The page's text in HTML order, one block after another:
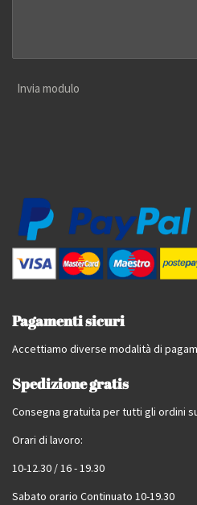
Invia modulo
Pagamenti sicuri
Accettiamo diverse modalità di
Spedizione gratis
Consegna gratuita per tutti gli ordini
Orari di lavoro:
10-12.30 / 16 - 19.30
Sabato orario Continuato 10-19.30